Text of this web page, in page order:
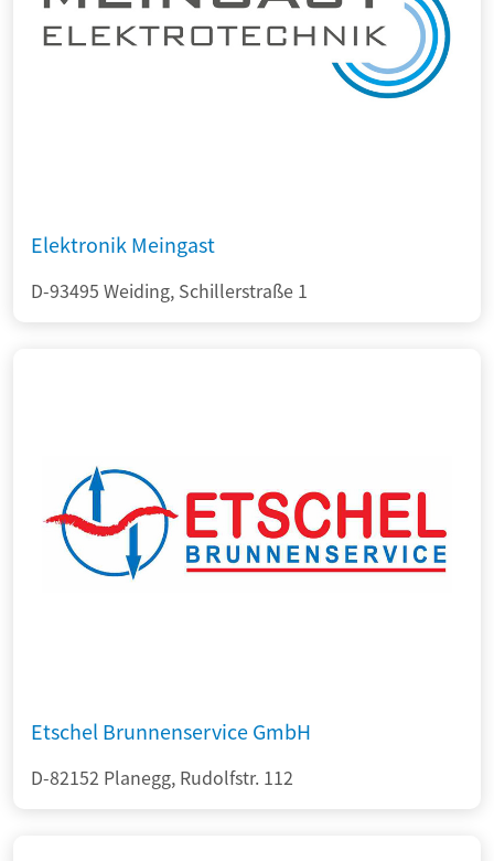
Elektronik Meingast
D-93495 Weiding, Schillerstraße 1
Etschel Brunnenservice GmbH
D-82152 Planegg, Rudolfstr. 112